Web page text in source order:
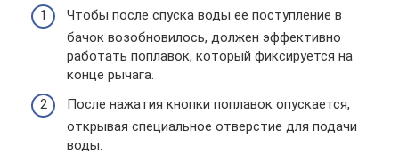
Чтобы после спуска воды ее поступление в
бачок возобновилось, должен эффективно
работать поплавок, который фиксируется на
конце рычага.
После нажатия кнопки поплавок опускается,
открывая специальное отверстие для подачи
воды.